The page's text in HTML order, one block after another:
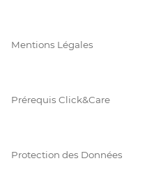
Mentions Légales
Prérequis Click&Care
Protection des Données